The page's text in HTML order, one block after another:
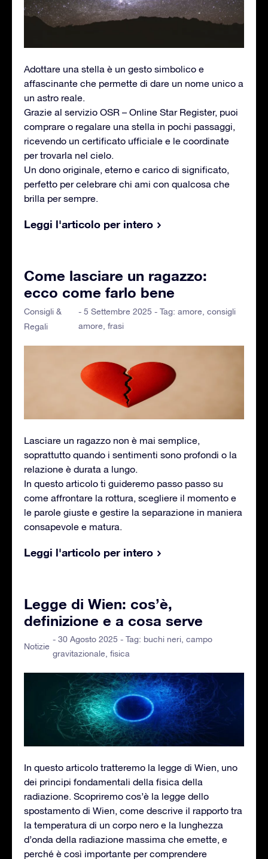
Adottare una stella è un gesto simbolico e
affascinante che permette di dare un nome unico a
un astro reale.
Grazie al servizio OSR – Online Star Register, puoi
comprare o regalare una stella in pochi passaggi,
ricevendo un certificato ufficiale e le coordinate
per trovarla nel cielo.
Un dono originale, eterno e carico di significato,
perfetto per celebrare chi ami con qualcosa che
brilla per sempre.
Leggi l'articolo per intero
Come lasciare un ragazzo:
ecco come farlo bene
Consigli &
Regali
- 5 Settembre 2025 - Tag:amore ,consigli
amore ,frasi
Lasciare un ragazzo non è mai semplice,
soprattutto quando i sentimenti sono profondi o la
relazione è durata a lungo.
In questo articolo ti guideremo passo passo su
come affrontare la rottura, scegliere il momento e
le parole giuste e gestire la separazione in maniera
consapevole e matura.
Leggi l'articolo per intero
Legge di Wien: cos’è,
definizione e a cosa serve
Notizie
- 30 Agosto 2025 - Tag: buchi neri campo
gravitazionale fisica
In questo articolo tratteremo la legge di Wien, uno
dei principi fondamentali della fisica della
radiazione. Scopriremo cos’è la legge dello
spostamento di Wien, come descrive il rapporto tra
la temperatura di un corpo nero e la lunghezza
d’onda della radiazione massima che emette, e
perché è così importante per comprendere